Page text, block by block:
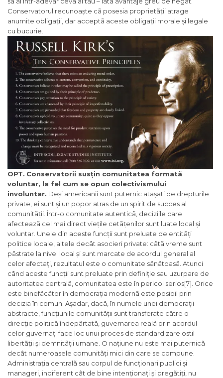
Conservatorul recunoaște cã posesia proprietãții atrage
anumite obligații, dar acceptã aceste obligații morale și legale
cu bucurie.
OPT. Conservatorii susțin comunitatea formatã
voluntar, la fel cum se opun colectivismului
involuntar. Deși americanii sunt puternic atașati de drepturile
private, ei sunt și un popor atras de un spirit de succes al
comunitãții. Într-o comunitate autenticã, deciziile care
afecteazã cel mai direct viețile cetãțenilor sunt luate local și
voluntar. Unele din aceste funcții sunt preluate de entitãți
politice locale, altele decât asocieri private: câtã vreme sunt
pãstrate la nivel local și sunt marcate de acordul general al
celor afectați, rezultatul este o comunitate sãnãtoasã. Atunci
când aceste funcții sunt preluate prin definiție sau uzurpare de
autoritatea centralã, comunitatea este în pericol serios[7]. Orice
este binefãcãtor în democrația modernã este posibil prin
decizia în comun. Așadar, dacã, în numele unei democrații
abstracte, funcțiunile comunitãții sunt transferate cãtre o
direcție politicã îndepãrtatã, guvernarea realã prin acordul
celor guvernați face loc unui proces de standardizare ostil
libertãții și demnitãții umane. O națiune nu este mai puternicã
decât numeroasele comunitãți mici din care se compune.
Administrația centralã sau corpul de funcționari publici și
manageri, indiferent cât de bine intenționați și pregãtiți, nu